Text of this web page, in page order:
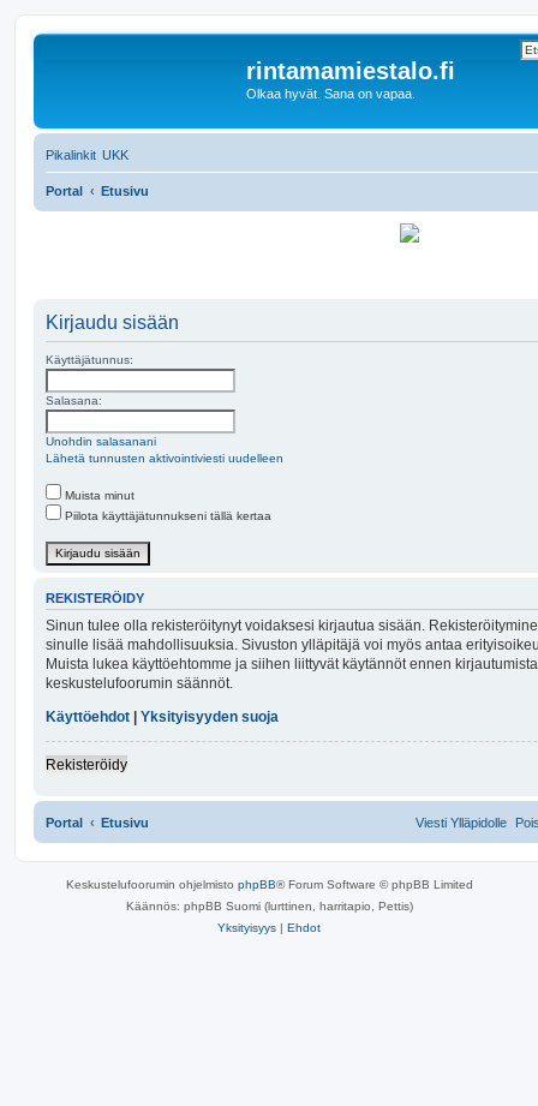
rintamamiestalo.fi
Olkaa hyvät. Sana on vapaa.
Pikalinkit UKK
Portal Etusivu
Kirjaudu sisään
Käyttäjätunnus:
Salasana:
Unohdin salasanani
Lähetä tunnusten aktivointiviesti uudelleen
Muista minut
Piilota käyttäjätunnukseni tällä kertaa
REKISTERÖIDY
Sinun tulee olla rekisteröitynyt voidaksesi kirjautua sisään.
sinulle lisää mahdollisuuksia. Sivuston ylläpitäjä voi myös antaa
Muista lukea käyttöehtomme ja siihen liittyvät käytännöt ennen
keskustelufoorumin säännöt.
Käyttöehdot
Yksityisyyden suoja
Rekisteröidy
Portal Etusivu Viesti Ylläpidolle
Keskustelufoorumin ohjelmisto phpBB® Forum Software © phpBB Limited
Käännös: phpBB Suomi (lurttinen, harritapio, Pettis)
Yksityisyys | Ehdot